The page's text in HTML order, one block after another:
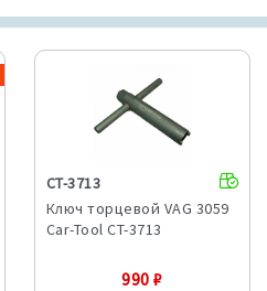
CT-3713
Ключ торцевой VAG 3059
Car-Tool CT-3713
990₽